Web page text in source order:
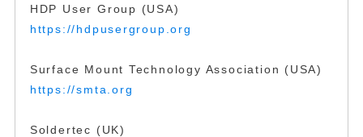
HDP User Group (USA)
https://hdpusergroup.org
Surface Mount Technology Association (USA)
https://smta.org
Soldertec (UK)